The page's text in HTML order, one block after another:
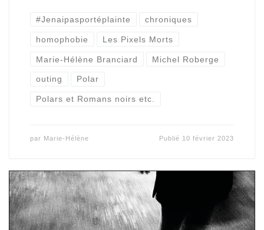
#Jenaipasportéplainte chroniques
homophobie Les Pixels Morts
Marie-Hélène Branciard Michel Roberge
outing Polar
Polars et Romans noirs etc.
par Marie-Hélène Publié 10 février 2023